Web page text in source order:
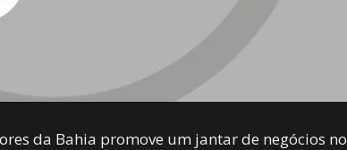
da Bahia promove um jantar de negócios no